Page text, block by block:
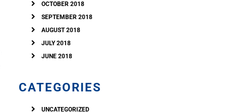
OCTOBER 2018
SEPTEMBER 2018
AUGUST 2018
JULY 2018
JUNE 2018
CATEGORIES
UNCATEGORIZED